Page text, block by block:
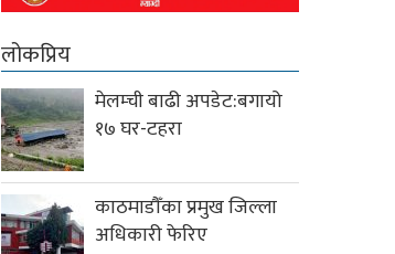
लोकप्रिय
मेलम्ची बाढी अपडेट:बगायो
१७ घर-टहरा
काठमाडौँका प्रमुख जिल्ला
अधिकारी फेरिए